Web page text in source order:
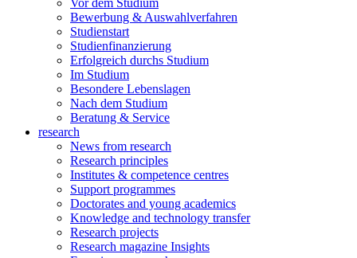
Vor dem Studium
Bewerbung & Auswahlverfahren
Studienstart
Studienfinanzierung
Erfolgreich durchs Studium
Im Studium
Besondere Lebenslagen
Nach dem Studium
Beratung & Service
research
News from research
Research principles
Institutes & competence centres
Support programmes
Doctorates and young academics
Knowledge and technology transfer
Research projects
Research magazine Insights